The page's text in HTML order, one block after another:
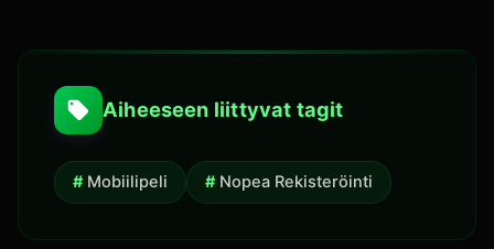
Aiheeseen liittyvat tagit
Mobiilipeli Nopea Rekisteröinti